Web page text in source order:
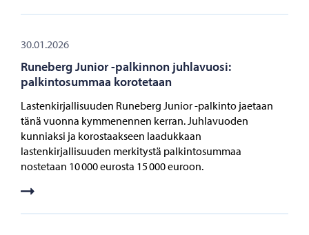
30.01.2026
Runeberg Junior -palkinnon juhlavuosi:
palkintosummaa korotetaan
Lastenkirjallisuuden Runeberg Junior -palkinto jaetaan
tänä vuonna kymmenennen kerran. Juhlavuoden
kunniaksi ja korostaakseen laadukkaan
lastenkirjallisuuden merkitystä palkintosummaa
nostetaan 10 000 eurosta 15 000 euroon.